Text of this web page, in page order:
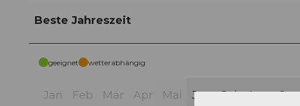
Beste Jahreszeit
geeignet wetterabhängig
Jan Feb Mär Apr Mai Jun Jul Aug Sep